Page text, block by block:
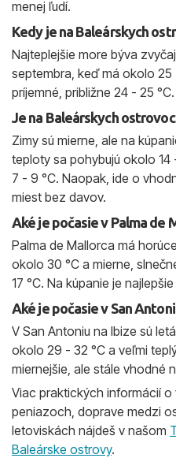
menej ľudí.
Kedy je na Baleárskych
Najteplejšie more býva
septembra, keď má okolo 25
príjemné, približne 24 - 25 °C.
Je na Baleárskych
Zimy sú mierne, ale na
teploty sa pohybujú okolo 14
7 - 9 °C. Naopak, ide o
miest bez davov.
Aké je počasie v Palma de
Palma de Mallorca má
okolo 30 °C a mierne,
17 °C. Na kúpanie je
Aké je počasie v San
V San Antoniu na Ibize sú
okolo 29 - 32 °C a veľmi
miernejšie, ale stále vhodné
Viac praktických informácií
peniazoch, doprave medzi
letoviskách nájdeš v našom
Baleárske ostrovy.